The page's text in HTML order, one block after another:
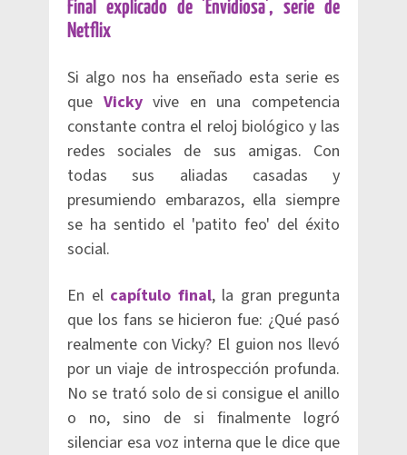
Final explicado de 'Envidiosa', serie de
Netflix
Si algo nos ha enseñado esta serie es
que Vickyvive en una competencia
constante contra el reloj biológico y las
redes sociales de sus amigas. Con
todas sus aliadas casadas y
presumiendo embarazos, ella siempre
se ha sentido el 'patito feo' del éxito
social.
En el capítulo final, la gran pregunta
que los fans se hicieron fue: ¿Qué pasó
realmente con Vicky? El guion nos llevó
por un viaje de introspección profunda.
No se trató solo de si consigue el anillo
o no, sino de si finalmente logró
silenciar esa voz interna que le dice que